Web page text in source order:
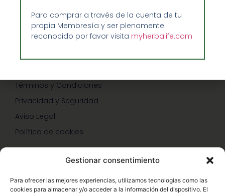
Gestionar consentimiento
Para ofrecer las mejores experiencias, utilizamos tecnologías como las
cookies para almacenar y/o acceder a la información del dispositivo. El
Contáctenos
CONDICIONES
Términos y Condiciones
Privacidad y Seguridad
Aviso Legal
Política de cookies
Para comprar a través de la cuenta de tu
propia Membresía y ser plenamente
reconocido por favor visita myherbalife.com